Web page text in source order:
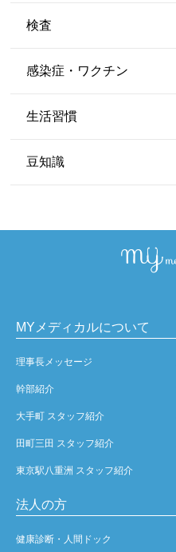
検査
感染症・ワクチン
生活習慣
豆知識
MYメディカルについて
理事長メッセージ
幹部紹介
大手町 スタッフ紹介
田町三田 スタッフ紹介
東京駅八重洲 スタッフ紹介
法人の方
健康診断・人間ドック